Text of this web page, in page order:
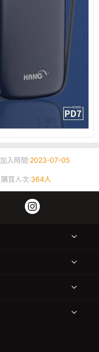
加入時間:2023-07-05
購買人次:364人